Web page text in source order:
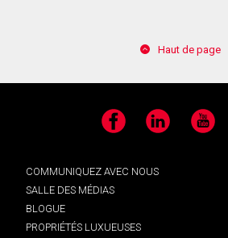
Haut de page
Facebook LinkedIn YouTube
COMMUNIQUEZ AVEC NOUS
SALLE DES MÉDIAS
BLOGUE
PROPRIÉTÉS LUXUEUSES